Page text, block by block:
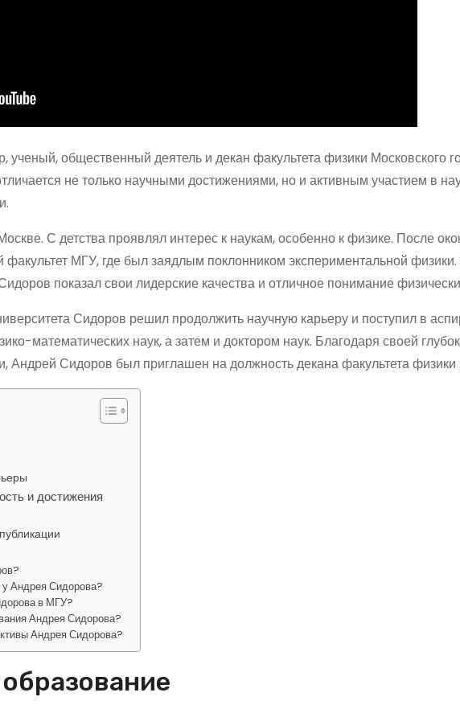
ученый, общественный деятель и декан факультета физики Московского
не только научными достижениями, но и активным участием в
С детства проявлял интерес к наукам, особенно к физике. После
МГУ, где был заядлым поклонником экспериментальной физики.
показал свои лидерские качества и отличное понимание
Сидоров решил продолжить научную карьеру и поступил в
математических наук, а затем и доктором наук. Благодаря своей
Андрей Сидоров был приглашен на должность декана факультета
и достижения
у Андрея Сидорова?
в МГУ?
Андрея Сидорова?
Андрея Сидорова?